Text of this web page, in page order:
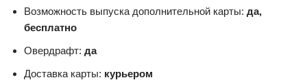
Возможность выпуска дополнительной карты: да,
бесплатно
Овердрафт: да
Доставка карты: курьером